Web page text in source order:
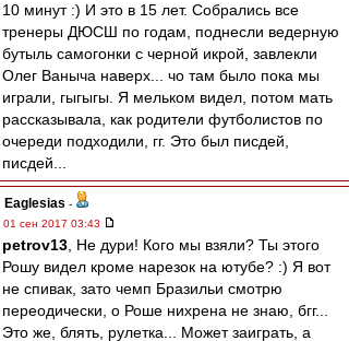
10 минут :) И это в 15 лет. Собрались все
тренеры ДЮСШ по годам, поднесли ведерную
бутыль самогонки с черной икрой, завлекли
Олег Ваныча наверх... чо там было пока мы
играли, гыгыгы. Я мельком видел, потом мать
рассказывала, как родители футболистов по
очереди подходили, гг. Это был писдей,
писдей...
Eaglesias -
01 сен 2017 03:43
petrov13 , Не дури! Кого мы взяли? Ты этого
Рошу видел кроме нарезок на ютубе? :) Я вот
не спивак, зато чемп Бразильи смотрю
переодически, о Роше нихрена не знаю, бгг...
Это же, блять, рулетка... Может заиграть, а